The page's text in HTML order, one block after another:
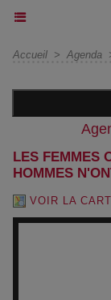
Accueil > Agenda
LES FEMMES
HOMMES
VOIR LA